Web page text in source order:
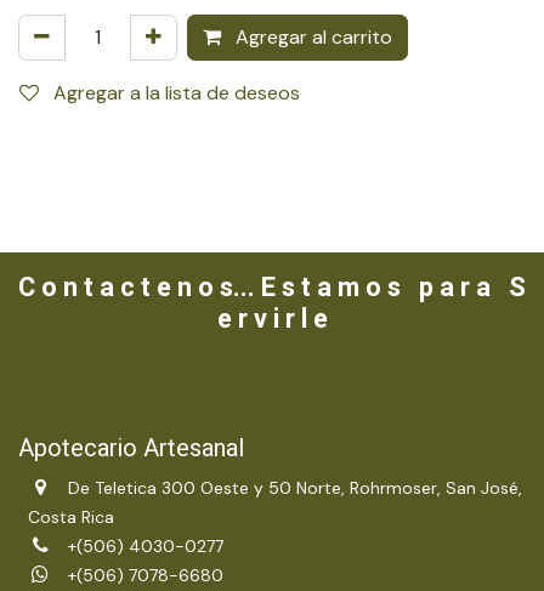
Agregar al carrito
Agregar a la lista de deseos
C o n t a c t e n o s... E s t a m o s p a r a S
e r v i r l e
Apotecario Artesanal
De Teletica 300 Oeste y 50 Norte, Rohrmoser, San José,
Costa Rica
+(506) 4030-0277
+(506) 7078-6680